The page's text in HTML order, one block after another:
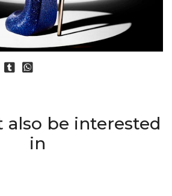
also be interested
in